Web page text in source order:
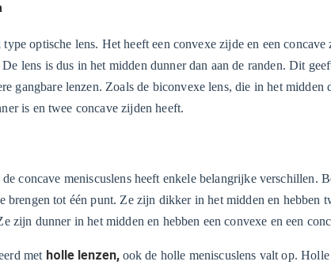
optische lens. Het heeft een convexe zijde en een
lens is dus in het midden dunner dan aan de randen. Dit
gangbare lenzen. Zoals de biconvexe lens, die in het
is en twee concave zijden heeft.
de concave meniscuslens heeft enkele belangrijke verschillen.
brengen tot één punt. Ze zijn dikker in het midden en hebben
zijn dunner in het midden en hebben een convexe en een
met holle lenzen, ook de holle meniscuslens valt op.